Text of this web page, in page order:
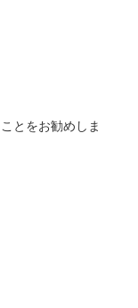
とをお勧めしま